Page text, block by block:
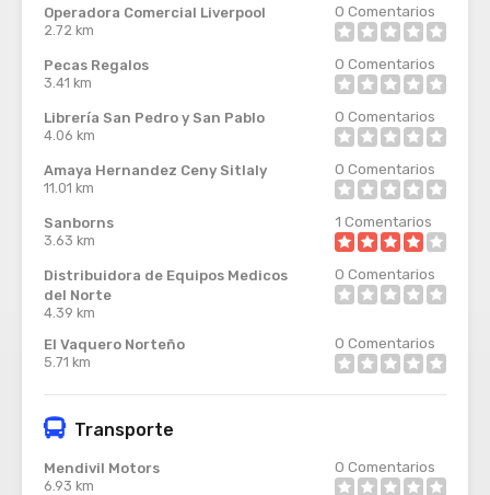
Operadora Comercial Liverpool
2.72 km
0 Comentarios
Pecas Regalos
3.41 km
0 Comentarios
Librería San Pedro y San Pablo
4.06 km
0 Comentarios
Amaya Hernandez Ceny Sitlaly
11.01 km
0 Comentarios
Sanborns
3.63 km
1 Comentarios
Distribuidora de Equipos Medicos
del Norte
4.39 km
0 Comentarios
El Vaquero Norteño
5.71 km
0 Comentarios
Transporte
Mendivil Motors
6.93 km
0 Comentarios